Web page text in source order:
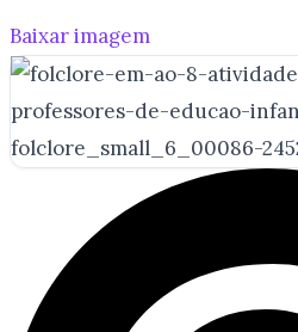
Baixar imagem